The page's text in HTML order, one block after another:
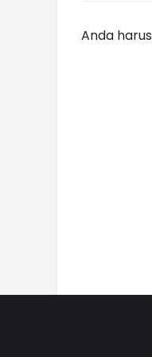
Anda harus